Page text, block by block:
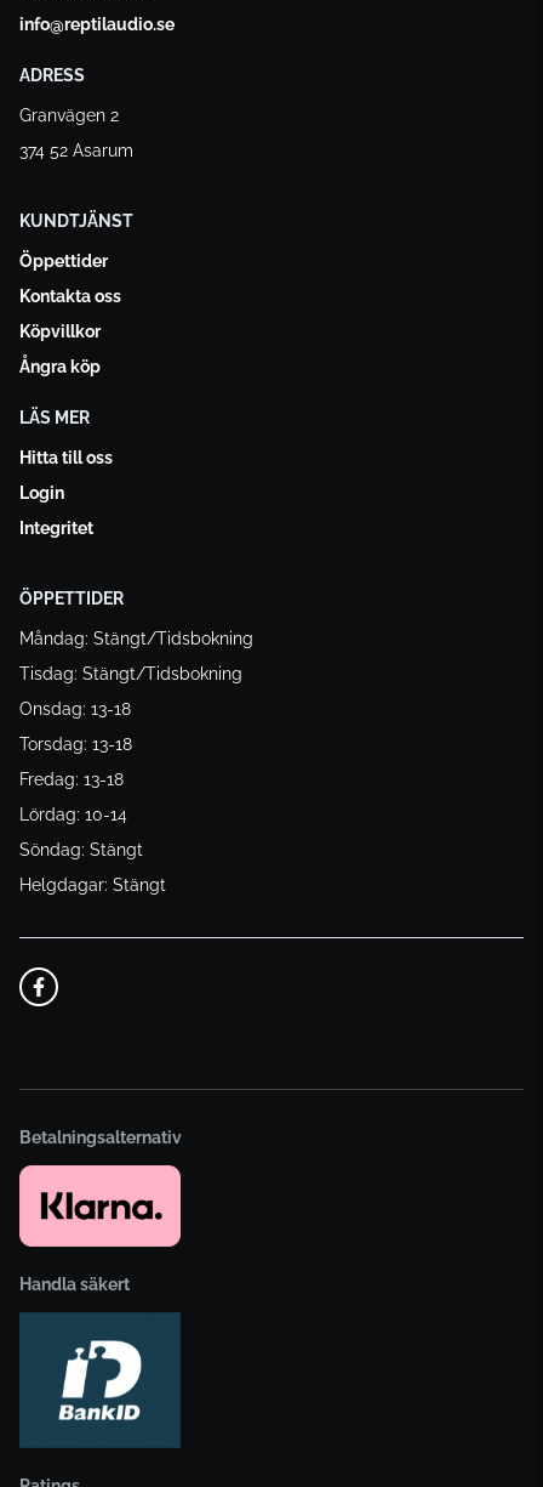
info@reptilaudio.se
ADRESS
Granvägen 2
374 52 Asarum
KUNDTJÄNST
Öppettider
Kontakta oss
Köpvillkor
Ångra köp
LÄS MER
Hitta till oss
Login
Integritet
ÖPPETTIDER
Måndag: Stängt/Tidsbokning
Tisdag: Stängt/Tidsbokning
Onsdag: 13-18
Torsdag: 13-18
Fredag: 13-18
Lördag: 10-14
Söndag: Stängt
Helgdagar: Stängt
Betalningsalternativ
Handla säkert